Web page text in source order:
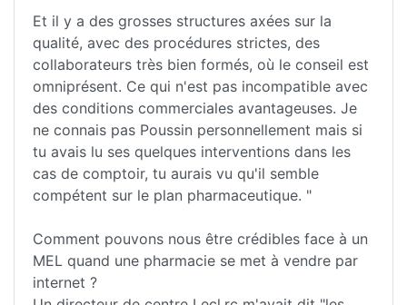
Et il y a des grosses structures axées sur la
qualité, avec des procédures strictes, des
collaborateurs très bien formés, où le conseil est
omniprésent. Ce qui n'est pas incompatible avec
des conditions commerciales avantageuses. Je
ne connais pas Poussin personnellement mais si
tu avais lu ses quelques interventions dans les
cas de comptoir, tu aurais vu qu'il semble
compétent sur le plan pharmaceutique. "
Comment pouvons nous être crédibles face à un
MEL quand une pharmacie se met à vendre par
internet ?